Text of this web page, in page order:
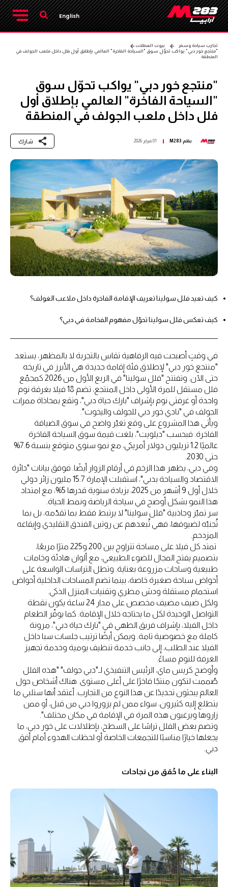
English
تجارب سياحة وسفر
بيوت العطلات
"منتجع خور دبي" يواكب تحوّل سوق "السياحة الفاخرة" العالمي بإطلاق أول فلل داخل ملعب الجولف في
المنطقة
"منتجع خور دبي" يواكب تحوّل سوق
"السياحة الفاخرة" العالمي بإطلاق أول
فلل داخل ملعب الجولف في المنطقة
بقلم M283 01 فبراير 2026 شارك
كيف تعيد فلل سولينا تعريف الإقامة الفاخرة داخل ملاعب الغولف؟
كيف تعكس فلل سولينا تحوّل مفهوم الفخامة في دبي؟
في وقتٍ أصبحت فيه الرفاهية تقاس بالتجربة لا بالمظهر، يستعد
"منتجع خور دبي" لإطلاق فئة إقامة جديدة هي الأبرز في تاريخه
حتى الآن. وتفتتح "فلل سولينا" في الربع الأول من 2026 كمجمّع
فلل مستقل للمرة الأولى داخل المنتجع، تضم 18 فيلا بغرفة نوم
واحدة أو غرفتي نوم بإشراف "بارك حياة دبي"، وتقع بمحاذاة ممرات
الجولف في "نادي خور دبي للجولف واليخوت".
ويأتي هذا المشروع على وقع تغيّر واضح في سوق الضيافة
الفاخرة. فبحسب "ديلويت"، بلغت قيمة سوق السياحة الفاخرة
عالميًا 1.2 تريليون دولار أمريكي، مع نمو سنوي متوقع بنسبة 7.6%
حتى 2030.
وفي دبي، يظهر هذا الزخم في أرقام الزوار أيضًا. فوفق بيانات "دائرة
الاقتصاد والسياحة بدبي"، استقبلت الإمارة 15.7 مليون زائر دولي
خلال أول 9 أشهر من 2025، بزيادة سنوية قدرها 5%، مع امتداد
هذا النمو بشكل أوضح في سياحة الرياضة ونمط الحياة.
سر تميّز وجاذبية "فلل سولينا" لا يرتبط فقط بما تقدّمه، بل بما
تُجنبّه لضيوفها، فهي تُبعدهم عن روتين الفندق التقليدي وإيقاعه
المزدحم.
تمتد كل فيلا على مساحة تتراوح بين 200 و225 مترًا مربعًا،
بتصميم يفتح المجال للضوء الطبيعي، مع ألوان هادئة وخامات
طبيعية وساحات مزروعة بعناية. وتطل التراسات الواسعة على
أحواض سباحة صغيرة خاصة، بينما تضم المساحات الداخلية أحواض
استحمام مستقلة ودش مطري وتقنيات المنزل الذكي.
ولكل ضيف مضيف مخصص على مدار 24 ساعة يكون نقطة
التواصل الوحيدة لكل ما يحتاجه خلال الإقامة. كما يوفّر الطعام
داخل الفيلا، بإشراف فريق الطهي في "بارك حياة دبي"، مرونة
كاملة مع خصوصية تامة. ويمكن أيضًا ترتيب جلسات سبا داخل
الفيلا عند الطلب، إلى جانب خدمة تنظيف يومية وخدمة تجهيز
الغرفة للنوم مساءً.
وأوضح كريس ماي، الرئيس التنفيذي لـ"دبي جولف" "هذه الفلل
صُممت لتكون منتجًا فاخرًا على أعلى مستوى. هناك أشخاص حول
العالم يبحثون تحديدًا عن هذا النوع من التجارب. أعتقد أنها ستلبي ما
يتطلع إليه كثيرون، سواء ممن لم يزوروا دبي من قبل، أو ممن
زاروها ويرغبون هذه المرة في الإقامة في مكان مختلف".
وتضم بعض الفلل تراسًا على السطح، بإطلالات على خور دبي، ما
يجعلها خيارًا مناسبًا للتجمعات الخاصة أو لحظات الهدوء أمام أفق
دبي.
البناء على ما حُقق من نجاحات